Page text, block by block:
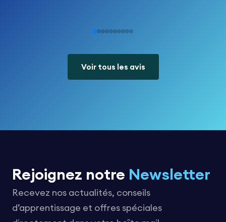
Voir tous les avis
Rejoignez notre Newsletter
Recevez nos actualités, conseils
d’apprentissage et offres spéciales